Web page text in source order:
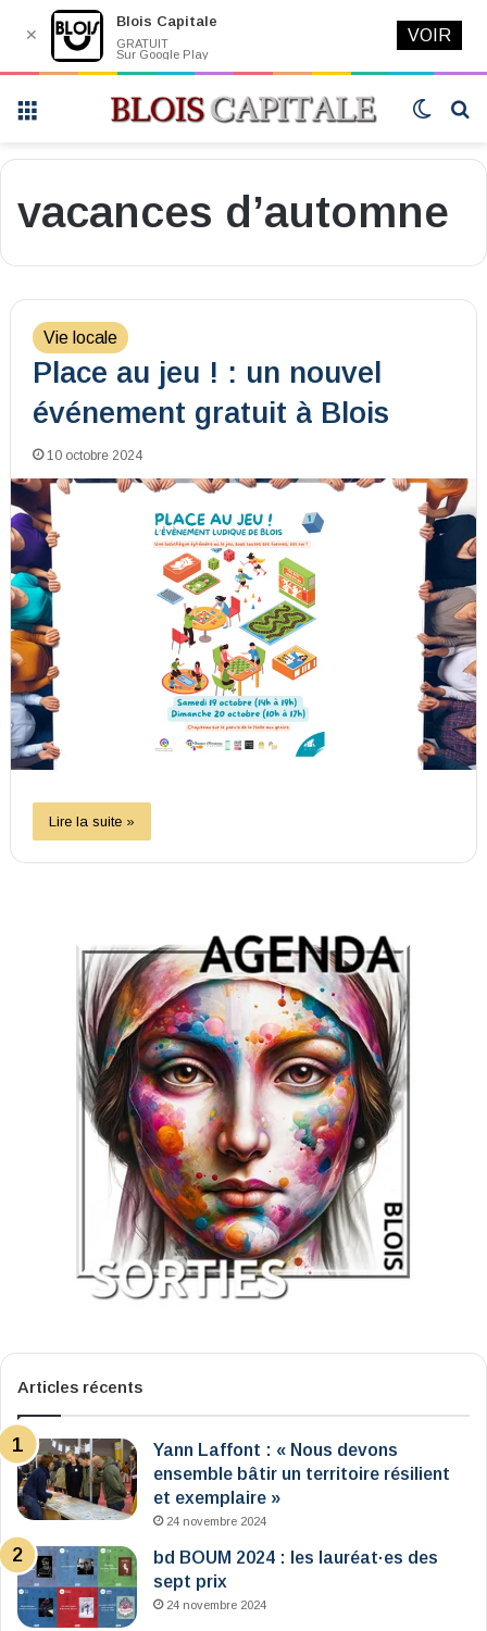
Switch
vacances d’automne
Vie locale
Place au jeu ! : un nouvel
événement gratuit à Blois
10 octobre 2024
Lire la suite »
Articles récents
Yann Laffont : « Nous devons
ensemble bâtir un territoire résilient
et exemplaire »
24 novembre 2024
bd BOUM 2024 : les lauréat·es des
sept prix
24 novembre 2024
✕
Blois Capitale
GRATUIT
Sur Google Play
VOIR